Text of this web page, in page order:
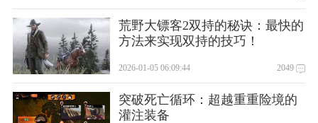
荒野大镖客2双持的秘诀：最快的
方法来实现双持的技巧！
2026-01-05 06:09:44 2049
突破死亡循环：超越重重险境的
灌注装备